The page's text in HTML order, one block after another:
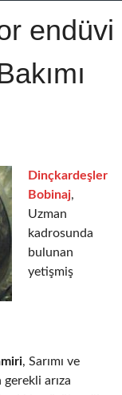
endüvi
Dinçkardeşler
Bobinaj,
Uzman
kadrosunda
bulunan
yetişmiş
, Sarımı ve
arıza